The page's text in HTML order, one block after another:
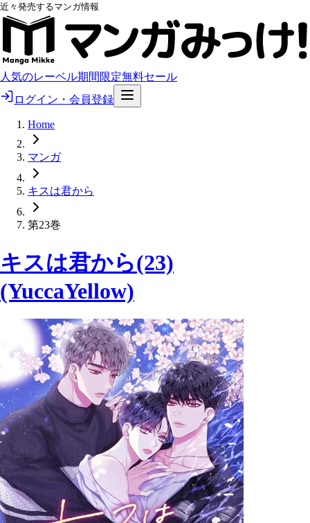
近々発売するマンガ情報
人気のレーベル期間限定無料セール
ログイン・会員登録
Home
マンガ
キスは君から
第23巻
キスは君から(23)
(YuccaYellow)